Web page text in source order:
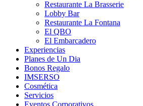
Restaurante La Brasserie
Lobby Bar
Restaurante La Fontana
El QBO
El Embarcadero
Experiencias
Planes de Un Dia
Bonos Regalo
IMSERSO
Cosmética
Servicios